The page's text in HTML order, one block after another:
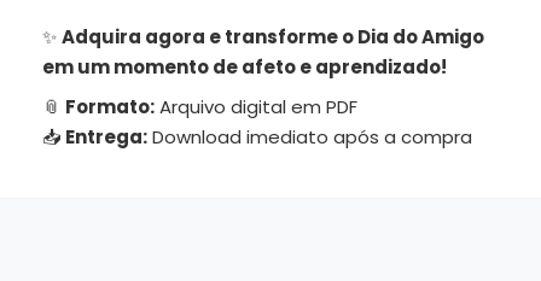
✨Adquira agora e transforme o Dia do Amigo
em um momento de afeto e aprendizado!
📎 Formato:Arquivo digital em PDF
📥 Entrega:Download imediato após a compra